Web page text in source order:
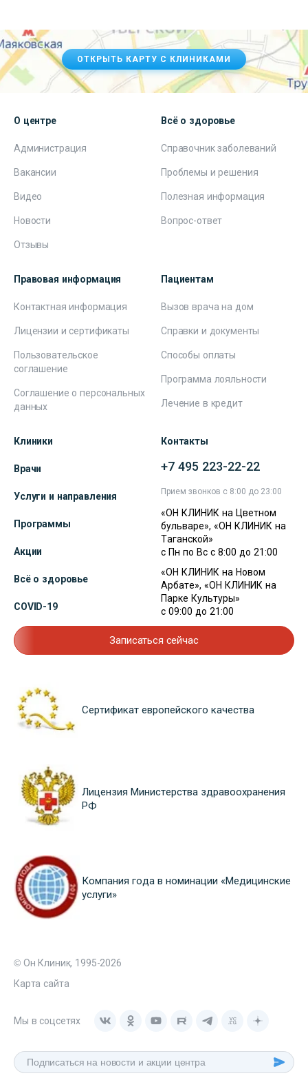
ОТКРЫТЬ КАРТУ С КЛИНИКАМИ
О центре
Администрация
Вакансии
Видео
Новости
Отзывы
Всё о здоровье
Справочник заболеваний
Проблемы и решения
Полезная информация
Вопрос-ответ
Правовая информация
Контактная информация
Лицензии и сертификаты
Пользовательское
соглашение
Соглашение о персональных
данных
Пациентам
Вызов врача на дом
Справки и документы
Способы оплаты
Программа лояльности
Лечение в кредит
Клиники
Врачи
Услуги и направления
Программы
Акции
Всё о здоровье
COVID-19
Контакты
+7 495 223-22-22
Прием звонков с 8:00 до 23:00
«ОН КЛИНИК на Цветном
бульваре», «ОН КЛИНИК на
Таганской»
с Пн по Вс с 8:00 до 21:00
«ОН КЛИНИК на Новом
Арбате», «ОН КЛИНИК на
Парке Культуры»
с 09:00 до 21:00
Записаться сейчас
Сертификат европейского качества
Лицензия Министерства здравоохранения
РФ
Компания года в номинации «Медицинские
услуги»
© Он Клиник, 1995-2026
Карта сайта
Мы в соцсетях